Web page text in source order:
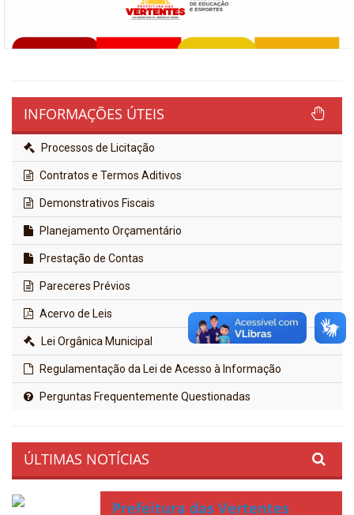
INFORMAÇÕES ÚTEIS
Processos de Licitação
Contratos e Termos Aditivos
Demonstrativos Fiscais
Planejamento Orçamentário
Prestação de Contas
Pareceres Prévios
Acervo de Leis
Lei Orgânica Municipal
Regulamentação da Lei de Acesso à Informação
Perguntas Frequentemente Questionadas
ÚLTIMAS NOTÍCIAS
Prefeitura das Vertentes